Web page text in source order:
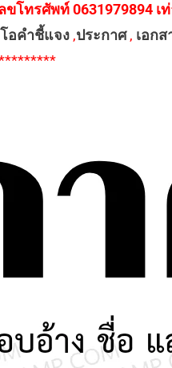
โทรศัพท์ 0631979894 เ
อคำชี้แจง,ประกาศ, เอก